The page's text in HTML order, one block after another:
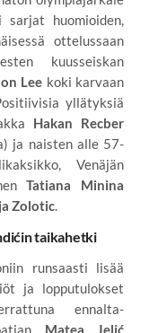
sarjat huomioiden,
ottelussaan
kuusseiskan
Lee koki karvaan
yllätyksiä
Hakan Recber
ja naisten alle 57-
Venäjän
Tatiana Minina
Zolotic.
taikahetki
runsaasti lisää
ja lopputulokset
ennalta-
Matea Jelić